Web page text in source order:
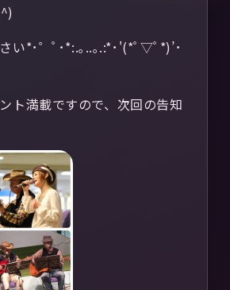
い*･゜ﾟ･*:.｡..｡.:*･'(*ﾟ▽ﾟ*)’･
ト満載ですので、次回の告知